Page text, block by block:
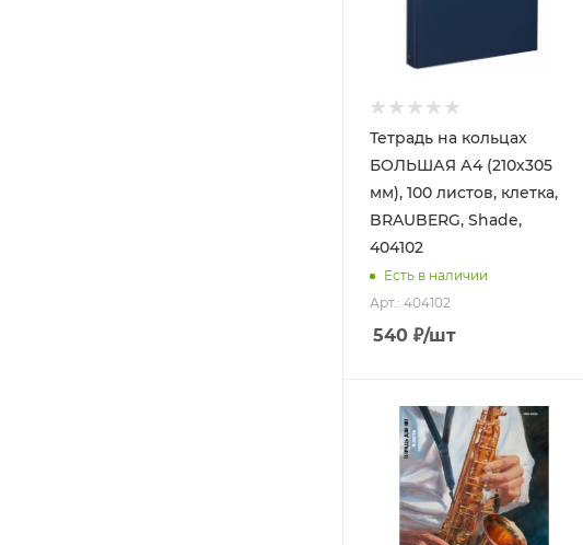
Тетрадь на кольцах
БОЛЬШАЯ А4 (210х305
мм), 100 листов, клетка,
BRAUBERG, Shade,
404102
Есть в наличии
Арт.: 404102
540 ₽/шт